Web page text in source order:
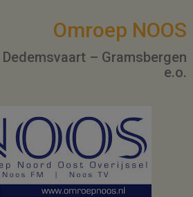
Omroep NOOS
– Gramsbergen
e.o.